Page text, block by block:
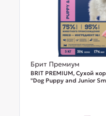
Брит Премиум
BRIT PREMIUM, Сухой
"Dog Puppy and Junior